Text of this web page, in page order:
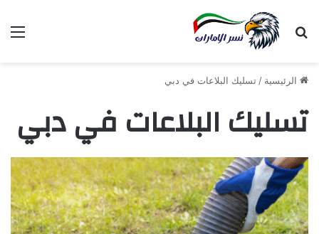
بحث عن
الرئيسية / تسليك البلاعات في دبي
تسليك البلاعات في دبي